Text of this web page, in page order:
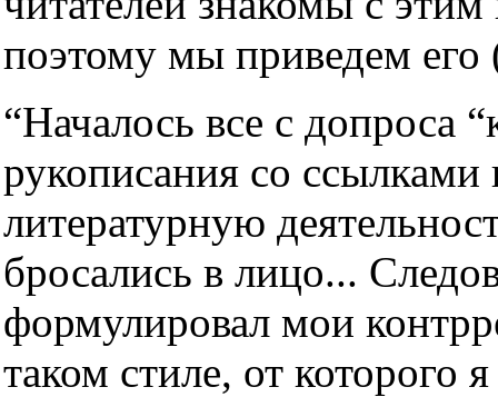
поэтому мы приведем
“Началось все с допроса
рукописания со
литературную
бросались в лицо...
формулировал мои
таком стиле, от которого